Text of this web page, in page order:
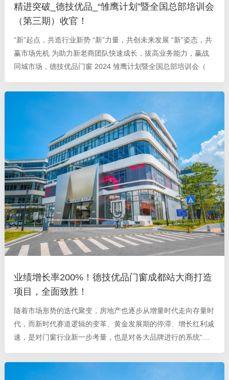
精进突破_德技优品_“雏鹰计划”暨全国总部培训会
（第三期）收官！
“新”起点，共造行业新势 “新”力量，共创未来发展 “新”姿态，共
赢市场先机 为助力新老商团队快速成长，拔高业务能力，赢战
同城市场，德技优品门窗 2024 雏鹰计划暨全国总部培训会（
业绩增长率200%！德技优品门窗成都站大商打造
项目，全面致胜！
随着市场形势的迭代聚变，房地产也逐步从增量时代走向存量时
代，而新时代赛道逻辑的变革、黄金发展期的停滞、增长红利减
速，是对门窗行业新一步考量，也是对各大品牌进行的系统“洗
高点？面对无数 机遇